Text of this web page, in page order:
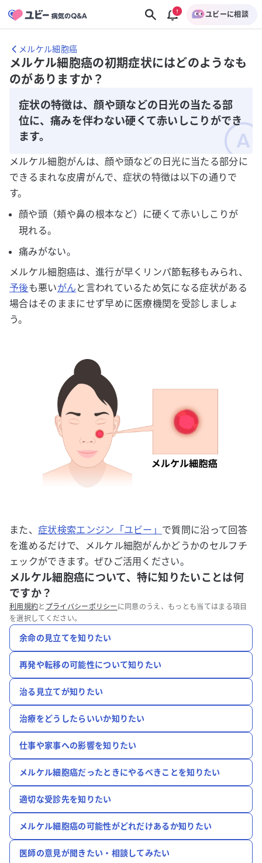
ユビーに相談
メルケル細胞癌
メルケル細胞癌の初期症状にはどのようなも
のがありますか？
症状の特徴は、顔や頭などの日光の当たる部
位に、痛みを伴わない硬くて赤いしこりができ
ます。
メルケル細胞がんは、顔や頭などの日光に当たる部分に
できるまれな皮膚がんで、症状の特徴は以下の通りで
す。
顔や頭（頬や鼻の根本など）に硬くて赤いしこりが
現れる。
痛みがない。
メルケル細胞癌は、進行が早くリンパ節転移もみられ、
予後も悪いがん と言われているため気になる症状がある
場合はそのままにせず早めに医療機関を受診しましょ
う。
また、 症状検索エンジン「ユビー」 で質問に沿って回答
を進めるだけで、メルケル細胞がんかどうかのセルフチ
ェックができます。ぜひご活用ください。
メルケル細胞癌について、特に知りたいことは何
ですか？
利用規約と プライバシーポリシー に同意のうえ、もっとも当てはまる項目
を選択してください。
余命の見立てを知りたい
再発や転移の可能性について知りたい
治る見立てが知りたい
治療をどうしたらいいか知りたい
仕事や家事への影響を知りたい
メルケル細胞癌だったときにやるべきことを知りたい
適切な受診先を知りたい
メルケル細胞癌の可能性がどれだけあるか知りたい
医師の意見が聞きたい・相談してみたい